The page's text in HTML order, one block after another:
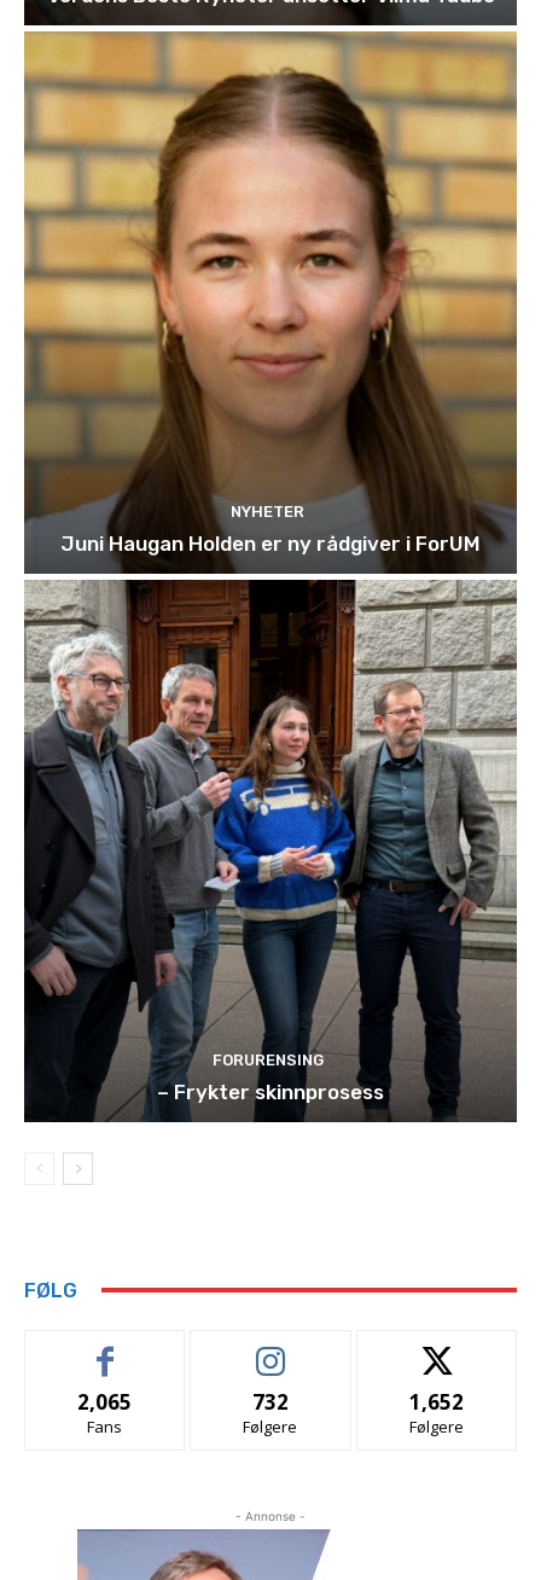
NYHETER
Juni Haugan Holden er ny rådgiver i ForUM
FORURENSING
– Frykter skinnprosess
FØLG
2,065
Fans
732
Følgere
1,652
Følgere
- Annonse -